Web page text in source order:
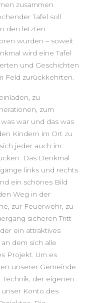
zusammen
Tafel soll
den letzten
wurden – soweit
wird eine Tafel
und Geschichten
Feld zurückkehrten.
zu
zum
war und das was
Kindern im Ort zu
jeder auch im
Das Denkmal
links und rechts
ein schönes Bild
Weg in der
zur Feuerwehr, zu
sicheren Tritt
ein attraktives
dem sich alle
Projekt. Um es
unserer Gemeinde
Technik, der eigenen
Konto des